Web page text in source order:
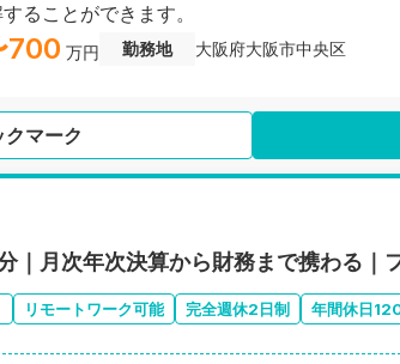
ることができます。
700 万円 勤務地 大阪府大阪市中央区
クマーク
｜月次年次決算から財務まで携わる｜
リモートワーク可能 完全週休2日制 年間休日